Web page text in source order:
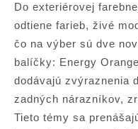
Do exteriérovej
odtiene farieb, živé
čo na výber sú dve
balíčky: Energy
dodávajú zvýraznenia
zadných nárazníkov,
Tieto témy sa